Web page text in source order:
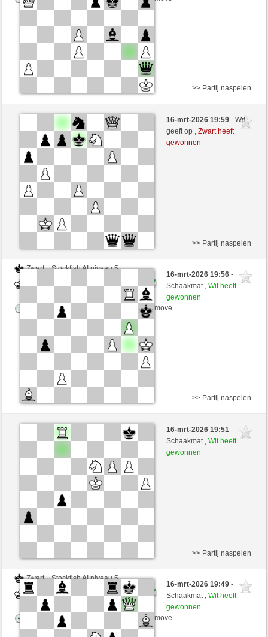
Zwart
Stockfish AI niveau 5
desperation007 (1774)
Speelduur: 5 minutes/side + 0 seconds/move
>> Partij naspelen
16-mrt-2026 19:59- Wit
geeft op ,Zwart heeft
gewonnen
Zwart
Stockfish AI niveau 5
Speelduur: 5 minutes/side + 0 seconds/move
>> Partij naspelen
16-mrt-2026 19:56-
Schaakmat ,Wit heeft
gewonnen
Zwart
Stockfish AI niveau 5
desperation007 (1774)
Speelduur: 5 minutes/side + 0 seconds/move
>> Partij naspelen
16-mrt-2026 19:51-
Schaakmat ,Wit heeft
gewonnen
Zwart
Stockfish AI niveau 5
Wit
desperation007 (1774)
Speelduur: 5 minutes/side + 0 seconds/move
>> Partij naspelen
16-mrt-2026 19:49-
Schaakmat ,Wit heeft
gewonnen